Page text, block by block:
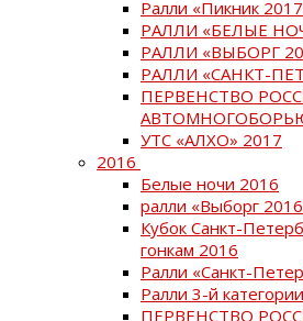
Ралли «Пикник
РАЛЛИ «БЕЛЫЕ
РАЛЛИ «ВЫБОРГ
РАЛЛИ «САНКТ-
ПЕРВЕНСТВО
УТС «АЛХО» 2017
2016
Белые ночи 2016
ралли «Выборг
Кубок Санкт-
гонкам 2016
Ралли «Санкт-
Ралли 3-й
ПЕРВЕНСТВО